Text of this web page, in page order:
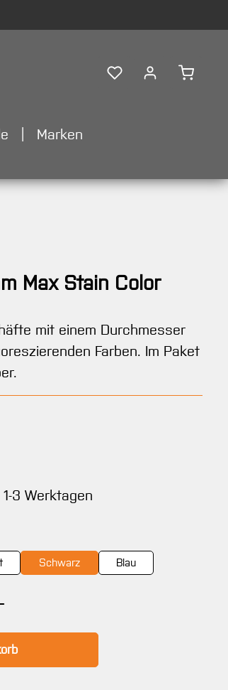
Marken
Max Stain Color
mit einem Durchmesser
Farben. Im Paket
3 Werktagen
Schwarz Blau
gewünschten Wert ein